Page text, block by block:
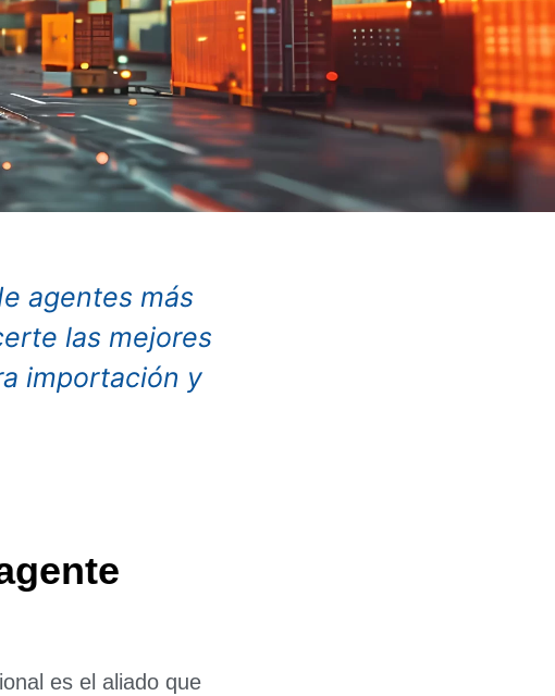
agentes más
las mejores
importación y
es el aliado que